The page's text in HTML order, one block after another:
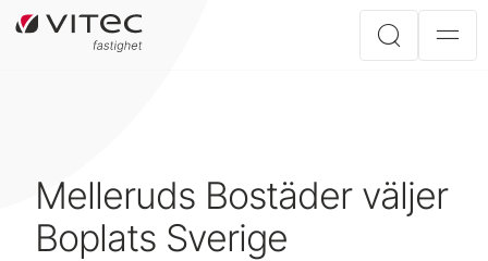
Melleruds Bostäder väljer
Boplats Sverige